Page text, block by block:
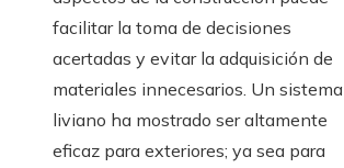
facilitar la toma de decisiones
acertadas y evitar la adquisición de
materiales innecesarios. Un sistema
liviano ha mostrado ser altamente
eficaz para exteriores; ya sea para